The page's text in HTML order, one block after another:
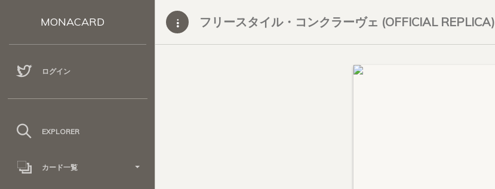
MONACARD
ログイン
EXPLORER
カード一覧
フリースタイル・コンクラーヴェ (OFFICIAL REPLICA)